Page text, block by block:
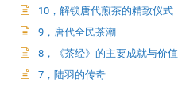
10，解锁唐代煎茶的精致仪式
9，唐代全民茶潮
8，《茶经》的主要成就与价值
7，陆羽的传奇